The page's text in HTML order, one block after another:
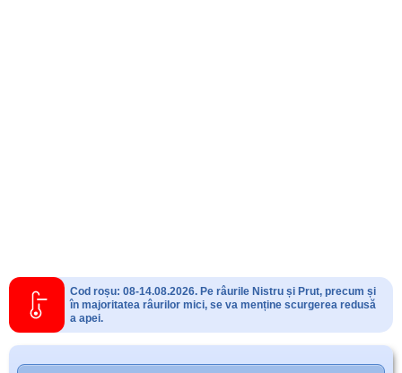
Cod roșu: 08-14.08.2026. Pe râurile Nistru și Prut, precum și
în majoritatea râurilor mici, se va menține scurgerea redusă
a apei.